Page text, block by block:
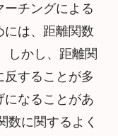
ーチングによる
には、距離関数
しかし、距離関
することが多
になることがあ
数に関するよく